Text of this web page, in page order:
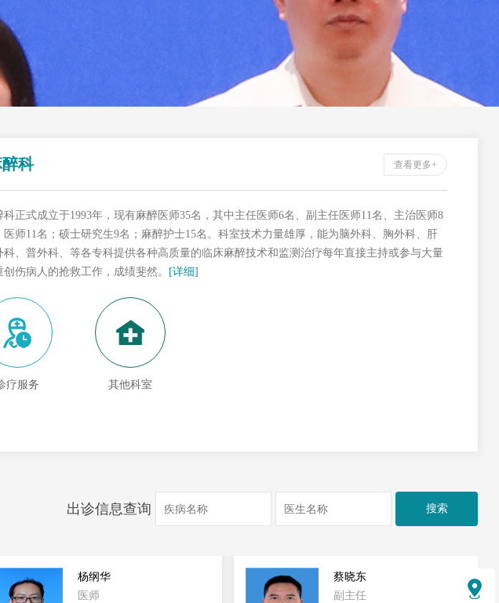
查看更多+
醉科
科正式成立于1993年，现有麻醉医师35名，其中主任医师6名、副主任医师11名、主治医师8
医师11名；硕士研究生9名；麻醉护士15名。科室技术力量雄厚，能为脑外科、胸外科、肝
科、普外科、等各专科提供各种高质量的临床麻醉技术和监测治疗每年直接主持或参与大量
创伤病人的抢救工作，成绩斐然。 [详细]
疗服务 其他科室
出诊信息查询
蔡晓东
副主任
李建宾
医师